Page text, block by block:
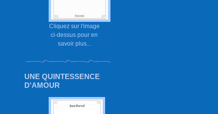
Cliquez sur l'image
ci-dessus pour en
savoir plus...
UNE QUINTESSENCE
D'AMOUR